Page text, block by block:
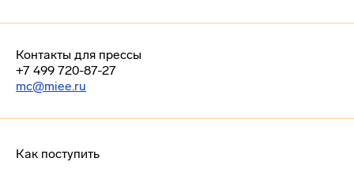
Контакты для прессы
+7 499 720-87-27
mc@miee.ru
Как поступить